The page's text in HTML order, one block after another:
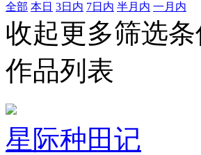
全部 本日 3日内 7日内 半月内 一月内
收起更多筛选条
作品列表
星际种田记